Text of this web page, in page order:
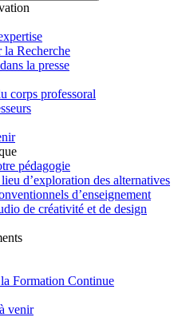
la Recherche
la presse
corps professoral
pédagogie
d’exploration des alternatives
d’enseignement
de créativité et de design
Formation Continue
venir